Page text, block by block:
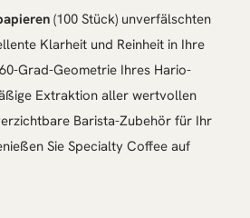
(100 Stück) unverfälschten
Klarheit und Reinheit in Ihre
Grad-Geometrie Ihres Hario-
Extraktion aller wertvollen
Barista-Zubehör für Ihr
Sie Specialty Coffee auf